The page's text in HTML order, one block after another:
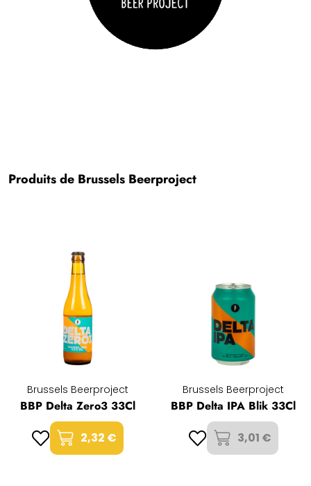
Produits de Brussels Beerproject
Brussels Beerproject
BBP Delta Zero3 33Cl
2,32 €
Brussels Beerproject
BBP Delta IPA Blik 33Cl
3,01 €